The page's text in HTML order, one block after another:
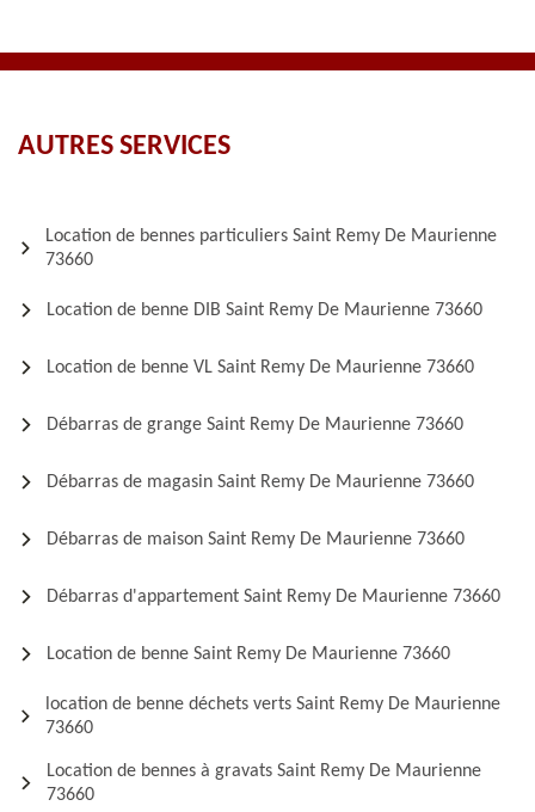
AUTRES SERVICES
Location de bennes particuliers Saint Remy De Maurienne
73660
Location de benne DIB Saint Remy De Maurienne 73660
Location de benne VL Saint Remy De Maurienne 73660
Débarras de grange Saint Remy De Maurienne 73660
Débarras de magasin Saint Remy De Maurienne 73660
Débarras de maison Saint Remy De Maurienne 73660
Débarras d'appartement Saint Remy De Maurienne 73660
Location de benne Saint Remy De Maurienne 73660
location de benne déchets verts Saint Remy De Maurienne
73660
Location de bennes à gravats Saint Remy De Maurienne
73660